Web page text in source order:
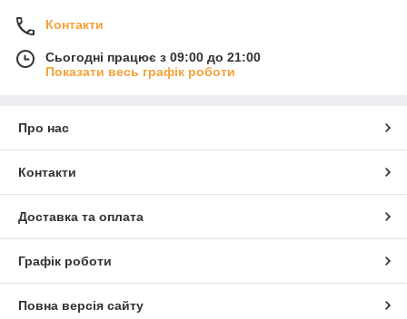
Контакти
Сьогодні працює з 09:00 до 21:00
Показати весь графік роботи
Про нас
Контакти
Доставка та оплата
Графік роботи
Повна версія сайту